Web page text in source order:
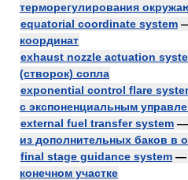
терморегулирования
equatorial coordinate system
координат
exhaust nozzle actuation
(створок) сопла
exponential control flare
с экспоненциальным
external fuel transfer system —
из дополнительных баков в
final stage guidance system —
конечном участке